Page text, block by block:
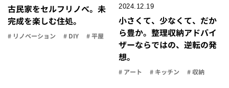
古民家をセルフリノべ。未
完成を楽しむ住処。
# リノベーション # DIY # 平屋
2024.12.19
小さくて、少なくて、だか
ら豊か。整理収納アドバイ
ザーならではの、逆転の発
想。
# アート # キッチン # 収納